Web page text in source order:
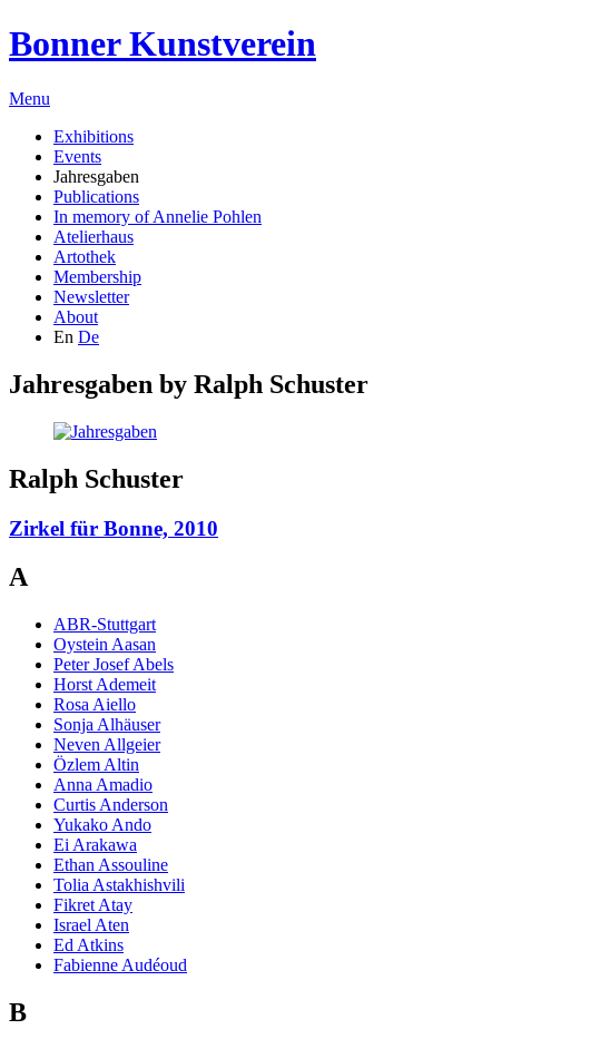
Bonner Kunstverein
Menu
Exhibitions
Events
Jahresgaben
Publications
In memory of Annelie Pohlen
Atelierhaus
Artothek
Membership
Newsletter
About
En De
Jahresgaben by Ralph Schuster
Ralph Schuster
Zirkel für Bonne, 2010
A
ABR-Stuttgart
Oystein Aasan
Peter Josef Abels
Horst Ademeit
Rosa Aiello
Sonja Alhäuser
Neven Allgeier
Özlem Altin
Anna Amadio
Curtis Anderson
Yukako Ando
Ei Arakawa
Ethan Assouline
Tolia Astakhishvili
Fikret Atay
Israel Aten
Ed Atkins
Fabienne Audéoud
B